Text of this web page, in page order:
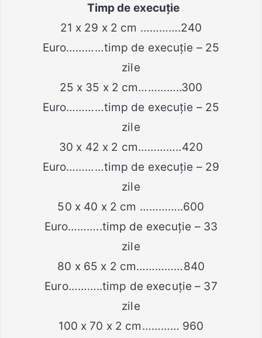
Timp de execuție
21 x 29 x 2 cm ………….240
Euro…………timp de execuție – 25
zile
25 x 35 x 2 cm…………..300
Euro…………timp de execuție – 25
zile
30 x 42 x 2 cm…………..420
Euro…………timp de execuție – 29
zile
50 x 40 x 2 cm …………..600
Euro………..timp de execuție – 33
zile
80 x 65 x 2 cm……………840
Euro………..timp de execuție – 37
zile
100 x 70 x 2 cm………… 960